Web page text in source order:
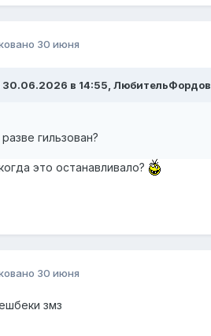
30 июня
30.06.2026 в 14:55, ЛюбительФордов
гильзован?
это останавливало?
30 июня
змз